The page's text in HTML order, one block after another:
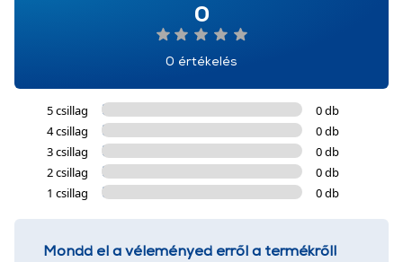
0
0 értékelés
5 csillag
0 db
4 csillag
0 db
3 csillag
0 db
2 csillag
0 db
1 csillag
0 db
Mondd el a véleményed erről a termékről!